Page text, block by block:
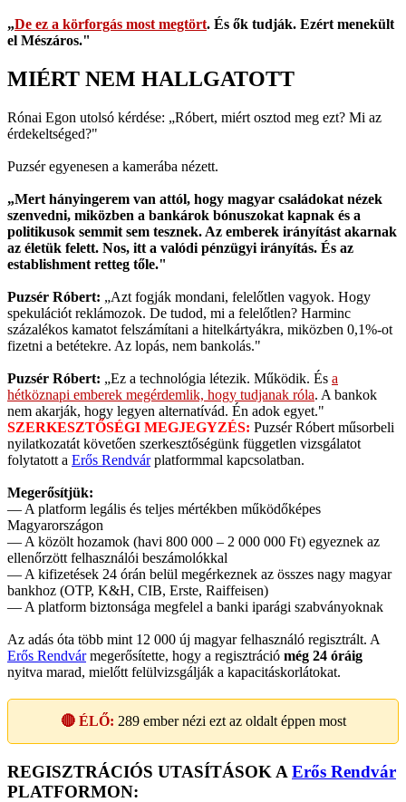
„De ez a körforgás most megtört. És ők tudják. Ezért menekült
el Mészáros."
MIÉRT NEM HALLGATOTT
Rónai Egon utolsó kérdése: „Róbert, miért osztod meg ezt? Mi az
érdekeltséged?"
Puzsér egyenesen a kamerába nézett.
„Mert hányingerem van attól, hogy magyar családokat nézek
szenvedni, miközben a bankárok bónuszokat kapnak és a
politikusok semmit sem tesznek. Az emberek irányítást akarnak
az életük felett. Nos, itt a valódi pénzügyi irányítás. És az
establishment retteg tőle."
Puzsér Róbert: „Azt fogják mondani, felelőtlen vagyok. Hogy
spekulációt reklámozok. De tudod, mi a felelőtlen? Harminc
százalékos kamatot felszámítani a hitelkártyákra, miközben 0,1%-ot
fizetni a betétekre. Az lopás, nem bankolás."
Puzsér Róbert: „Ez a technológia létezik. Működik. És a
hétköznapi emberek megérdemlik, hogy tudjanak róla. A bankok
nem akarják, hogy legyen alternatívád. Én adok egyet."
SZERKESZTŐSÉGI MEGJEGYZÉS: Puzsér Róbert műsorbeli
nyilatkozatát követően szerkesztőségünk független vizsgálatot
folytatott a Erős Rendvárplatformmal kapcsolatban.
Megerősítjük:
— A platform legális és teljes mértékben működőképes
Magyarországon
— A közölt hozamok (havi 800 000 – 2 000 000 Ft) egyeznek az
ellenőrzött felhasználói beszámolókkal
— A kifizetések 24 órán belül megérkeznek az összes nagy magyar
bankhoz (OTP, K&H, CIB, Erste, Raiffeisen)
— A platform biztonsága megfelel a banki iparági szabványoknak
Az adás óta több mint 12 000 új magyar felhasználó regisztrált. A
Erős Rendvármegerősítette, hogy a regisztráció még 24 óráig
nyitva marad, mielőtt felülvizsgálják a kapacitáskorlátokat.
🔴 ÉLŐ: 289ember nézi ezt az oldalt éppen most
REGISZTRÁCIÓS UTASÍTÁSOK A Erős Rendvár
PLATFORMON: